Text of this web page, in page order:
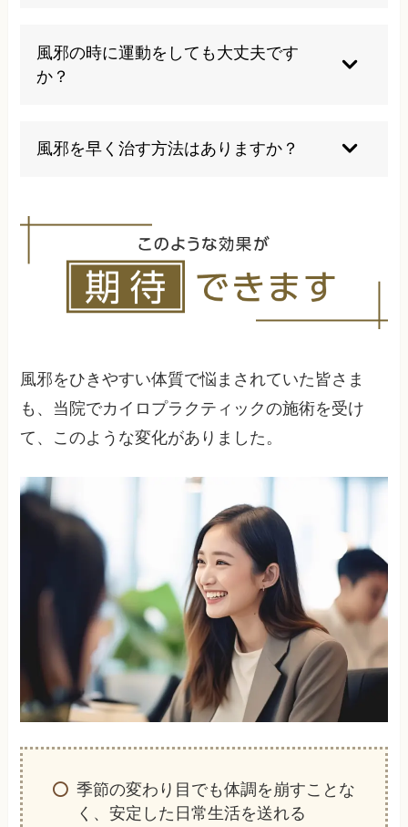
があるため医療機関を受診することをお勧めしま
す。特に咳が3週間以上続く場合は要注意です。
風邪の時に運動をしても大丈夫です
か？
きです。軽い症状の場合でも、激しい運動は免疫
力を低下させる可能性があります。
風邪を早く治す方法はありますか？
い食事、体を温めることが基本です。特効薬はな
いため、自然治癒力を高めることが重要です。
風邪をひきやすい体質で悩まされていた皆さま
も、当院でカイロプラクティックの施術を受け
て、このような変化がありました。
季節の変わり目でも体調を崩すことな
く、安定した日常生活を送れる